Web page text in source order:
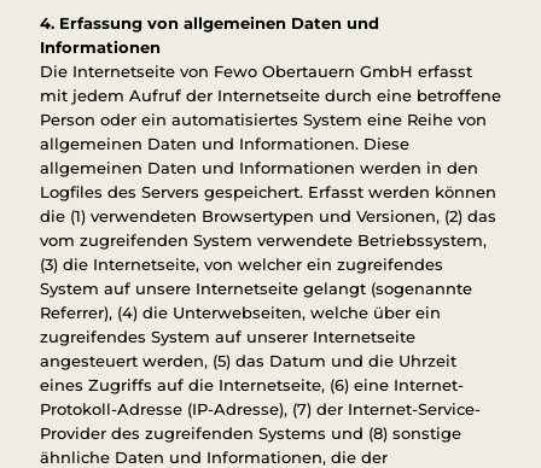
4. Erfassung von allgemeinen Daten und
Informationen
Die Internetseite von Fewo Obertauern GmbH erfasst
mit jedem Aufruf der Internetseite durch eine betroffene
Person oder ein automatisiertes System eine Reihe von
allgemeinen Daten und Informationen. Diese
allgemeinen Daten und Informationen werden in den
Logfiles des Servers gespeichert. Erfasst werden können
die (1) verwendeten Browsertypen und Versionen, (2) das
vom zugreifenden System verwendete Betriebssystem,
(3) die Internetseite, von welcher ein zugreifendes
System auf unsere Internetseite gelangt (sogenannte
Referrer), (4) die Unterwebseiten, welche über ein
zugreifendes System auf unserer Internetseite
angesteuert werden, (5) das Datum und die Uhrzeit
eines Zugriffs auf die Internetseite, (6) eine Internet-
Protokoll-Adresse (IP-Adresse), (7) der Internet-Service-
Provider des zugreifenden Systems und (8) sonstige
ähnliche Daten und Informationen, die der